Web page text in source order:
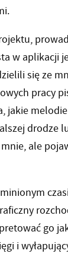
w aplikacji
się ze
pracy
jakie
drodze
ale
go
i